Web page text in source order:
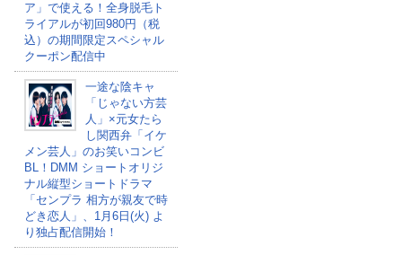
ア」で使える！全身脱毛ト
ライアルが初回980円（税
込）の期間限定スペシャル
クーポン配信中
一途な陰キャ
「じゃない方芸
人」×元女たら
し関西弁「イケ
メン芸人」のお笑いコンビ
BL！DMM ショートオリジ
ナル縦型ショートドラマ
「センプラ 相方が親友で時
どき恋人」、1月6日(火) よ
り独占配信開始！